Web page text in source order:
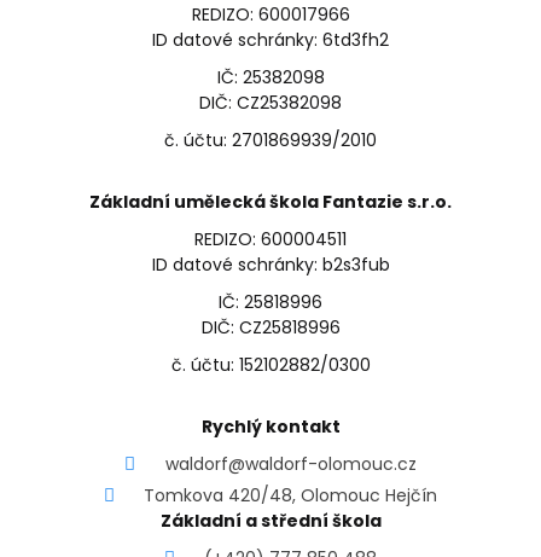
REDIZO: 600017966
ID datové schránky: 6td3fh2
IČ: 25382098
DIČ: CZ25382098
č. účtu: 2701869939/2010
Základní umělecká škola Fantazie s.r.o.
REDIZO: 600004511
ID datové schránky: b2s3fub
IČ: 25818996
DIČ: CZ25818996
č. účtu: 152102882/0300
Rychlý kontakt
waldorf@waldorf-olomouc.cz
Tomkova 420/48, Olomouc Hejčín
Základní a střední škola